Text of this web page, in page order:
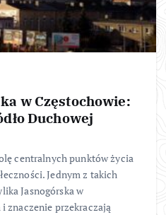
w Częstochowie:
Duchowej
centralnych punktów życia
Jednym z takich
Jasnogórska w
znaczenie przekraczają